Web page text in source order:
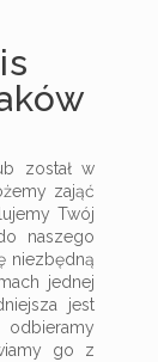
został w
zająć
Twój
naszego
niezbędną
jednej
jest
go z